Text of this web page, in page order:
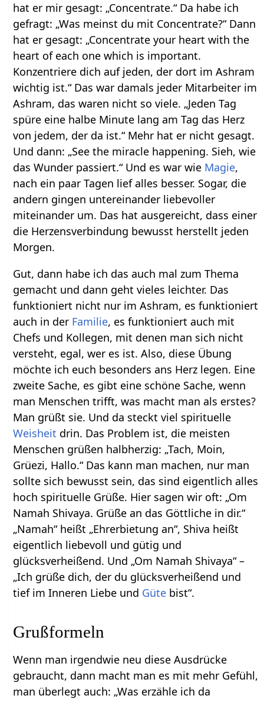
hat er mir gesagt: „Concentrate.“ Da habe ich
gefragt: „Was meinst du mit Concentrate?“ Dann
hat er gesagt: „Concentrate your heart with the
heart of each one which is important.
Konzentriere dich auf jeden, der dort im Ashram
wichtig ist.“ Das war damals jeder Mitarbeiter im
Ashram, das waren nicht so viele. „Jeden Tag
spüre eine halbe Minute lang am Tag das Herz
von jedem, der da ist.“ Mehr hat er nicht gesagt.
Und dann: „See the miracle happening. Sieh, wie
das Wunder passiert.“ Und es war wie Magie,
nach ein paar Tagen lief alles besser. Sogar, die
andern gingen untereinander liebevoller
miteinander um. Das hat ausgereicht, dass einer
die Herzensverbindung bewusst herstellt jeden
Morgen.
Gut, dann habe ich das auch mal zum Thema
gemacht und dann geht vieles leichter. Das
funktioniert nicht nur im Ashram, es funktioniert
auch in der Familie, es funktioniert auch mit
Chefs und Kollegen, mit denen man sich nicht
versteht, egal, wer es ist. Also, diese Übung
möchte ich euch besonders ans Herz legen. Eine
zweite Sache, es gibt eine schöne Sache, wenn
man Menschen trifft, was macht man als erstes?
Man grüßt sie. Und da steckt viel spirituelle
Weisheit drin. Das Problem ist, die meisten
Menschen grüßen halbherzig: „Tach, Moin,
Grüezi, Hallo.“ Das kann man machen, nur man
sollte sich bewusst sein, das sind eigentlich alles
hoch spirituelle Grüße. Hier sagen wir oft: „Om
Namah Shivaya. Grüße an das Göttliche in dir.“
„Namah“ heißt „Ehrerbietung an“, Shiva heißt
eigentlich liebevoll und gütig und
glücksverheißend. Und „Om Namah Shivaya“ –
„Ich grüße dich, der du glücksverheißend und
tief im Inneren Liebe und Güte bist“.
Grußformeln
Wenn man irgendwie neu diese Ausdrücke
gebraucht, dann macht man es mit mehr Gefühl,
man überlegt auch: „Was erzähle ich da